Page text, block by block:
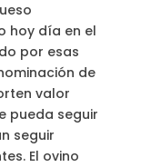
hoy día en el
por esas
de
valor
pueda seguir
seguir
El ovino